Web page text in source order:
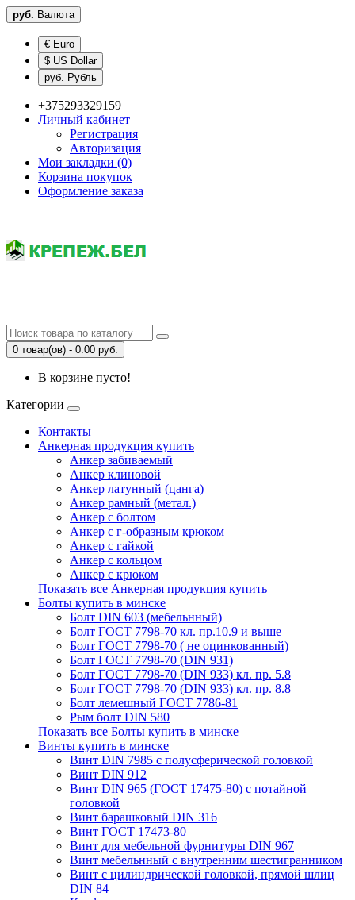
руб. Валюта
€ Euro
$ US Dollar
руб. Рубль
+375293329159
Личный кабинет
Регистрация
Авторизация
Мои закладки (0)
Корзина покупок
Оформление заказа
0 товар(ов) - 0.00 руб.
В корзине пусто!
Категории
Контакты
Анкерная продукция купить
Анкер забиваемый
Анкер клиновой
Анкер латунный (цанга)
Анкер рамный (метал.)
Анкер с болтом
Анкер с г-образным крюком
Анкер с гайкой
Анкер с кольцом
Анкер с крюком
Показать все Анкерная продукция купить
Болты купить в минске
Болт DIN 603 (мебельнный)
Болт ГОСТ 7798-70 кл. пр.10.9 и выше
Болт ГОСТ 7798-70 ( не оцинкованный)
Болт ГОСТ 7798-70 (DIN 931)
Болт ГОСТ 7798-70 (DIN 933) кл. пр. 5.8
Болт ГОСТ 7798-70 (DIN 933) кл. пр. 8.8
Болт лемешный ГОСТ 7786-81
Рым болт DIN 580
Показать все Болты купить в минске
Винты купить в минске
Винт DIN 7985 с полусферической головкой
Винт DIN 912
Винт DIN 965 (ГОСТ 17475-80) с потайной
головкой
Винт барашковый DIN 316
Винт ГОСТ 17473-80
Винт для мебельной фурнитуры DIN 967
Винт мебельнный с внутренним шестигранником
Винт с цилиндрической головкой, прямой шлиц
DIN 84